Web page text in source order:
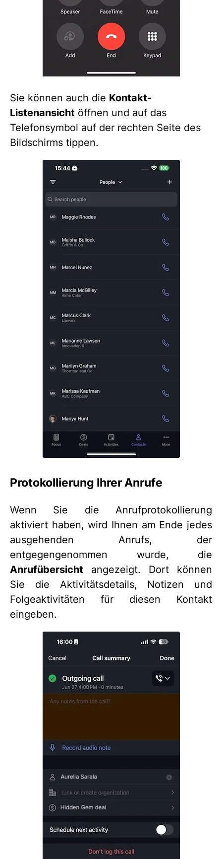
Sie können auch die Kontakt-
Listenansicht öffnen und auf das
Telefonsymbol auf der rechten Seite des
Bildschirms tippen.
Protokollierung Ihrer Anrufe
Wenn Sie die Anrufprotokollierung
aktiviert haben, wird Ihnen am Ende jedes
ausgehenden Anrufs, der
entgegengenommen wurde, die
Anrufübersicht angezeigt. Dort können
Sie die Aktivitätsdetails, Notizen und
Folgeaktivitäten für diesen Kontakt
eingeben.